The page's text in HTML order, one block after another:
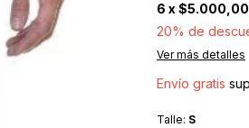
6 x$5.000,00
20% de
Ver más detalles
Envío gratis
Talle: S